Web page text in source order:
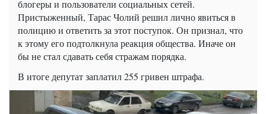
блогеры и пользователи социальных сетей.
Пристыженный, Тарас Чолий решил лично явиться в
полицию и ответить за этот поступок. Он признал, что
к этому его подтолкнула реакция общества. Иначе он
бы не стал сдавать себя стражам порядка.
В итоге депутат заплатил 255 гривен штрафа.